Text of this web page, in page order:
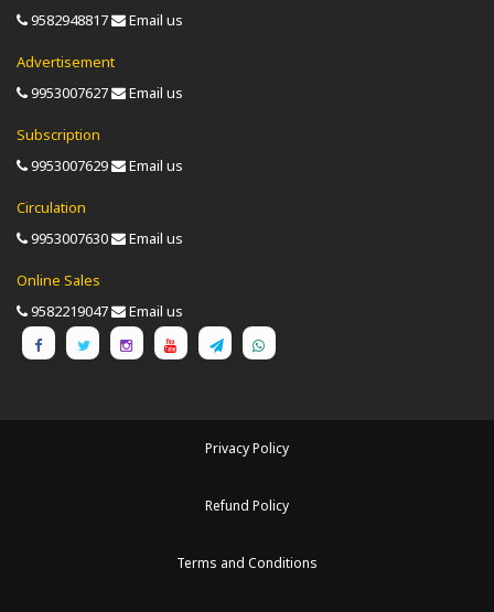
9582948817
Email us
Advertisement
9953007627
Email us
Subscription
9953007629
Email us
Circulation
9953007630
Email us
Online Sales
9582219047
Email us
Privacy Policy
Refund Policy
Terms and Conditions